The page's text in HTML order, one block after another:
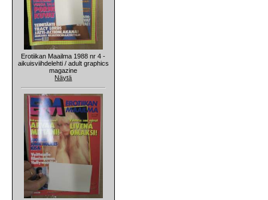
Erotiikan Maailma 1988 nr 4 -
aikuisviihdelehti / adult graphics
magazine
Näytä